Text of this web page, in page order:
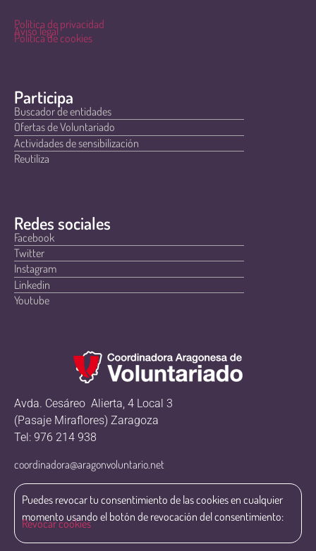
Política de privacidad
Aviso legal
Política de cookies
Participa
Buscador de entidades
Ofertas de Voluntariado
Actividades de sensibilización
Reutiliza
Redes sociales
Facebook
Twitter
Instagram
Linkedin
Youtube
Avda. Cesáreo Alierta, 4 Local 3
(Pasaje Miraflores) Zaragoza
Tel: 976 214 938
coordinadora@aragonvoluntario.net
Puedes revocar tu consentimiento de las cookies en cualquier
momento usando el botón de revocación del consentimiento:
Revocar cookies